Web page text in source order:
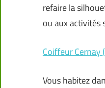
refaire la
ou aux activités
Coiffeur
Vous habitez